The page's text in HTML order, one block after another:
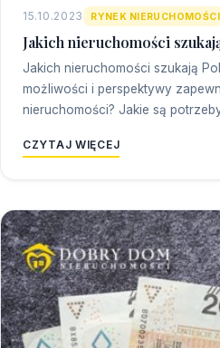
15.10.2023 RYNEK NIERUCHOMOŚCI
Jakich nieruchomości
Jakich nieruchomości szukają
możliwości i perspektywy
nieruchomości? Jakie są
CZYTAJ WIĘCEJ